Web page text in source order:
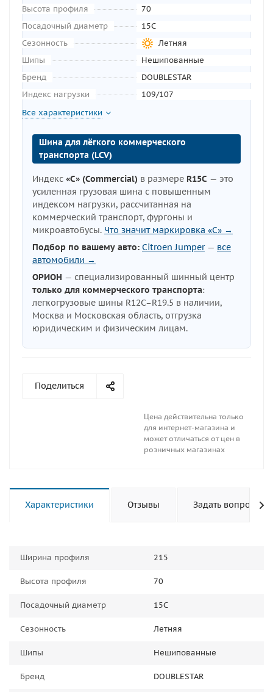
Высота профиля
70
Посадочный диаметр
15C
Сезонность
Летняя
Шипы
Нешипованные
Бренд
DOUBLESTAR
Индекс нагрузки
109/107
Все характеристики
Шина для лёгкого коммерческого
транспорта (LCV)
Индекс «C» (Commercial) в размере R15C — это
усиленная грузовая шина с повышенным
индексом нагрузки, рассчитанная на
коммерческий транспорт, фургоны и
микроавтобусы. Что значит маркировка «C» →
Подбор по вашему авто: Citroen Jumper— все
автомобили →
ОРИОН — специализированный шинный центр
только для коммерческого транспорта:
легкогрузовые шины R12C–R19.5 в наличии,
Москва и Московская область, отгрузка
юридическим и физическим лицам.
Поделиться
Цена действительна только
для интернет-магазина и
может отличаться от цен в
розничных магазинах
Характеристики Отзывы Задать вопрос
Ширина профиля 215
Высота профиля 70
Посадочный диаметр 15C
Сезонность Летняя
Шипы Нешипованные
Бренд DOUBLESTAR